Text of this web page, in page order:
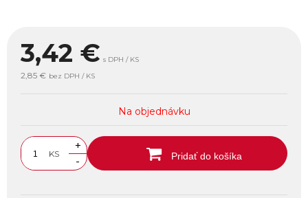
3,42 € s DPH / KS
2,85 € bez DPH / KS
Na objednávku
KS
+
-
Pridať do košíka